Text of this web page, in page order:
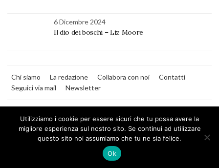
6 Dicembre 2024
Il dio dei boschi – Liz Moore
Chi siamo La redazione Collabora con noi
Contatti
Seguici via mail
Newsletter
MilanoNera
Utilizziamo i cookie per essere sicuri che tu possa avere la
migliore esperienza sul nostro sito. Se continui ad utilizzare
questo sito noi assumiamo che tu ne sia felice.
Ok